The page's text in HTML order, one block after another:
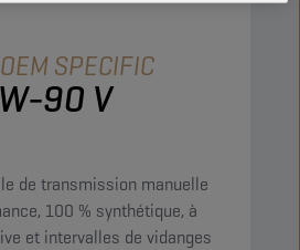
OEM SPECIFIC
90 V
de transmission manuelle
100 % synthétique, à
et intervalles de vidanges